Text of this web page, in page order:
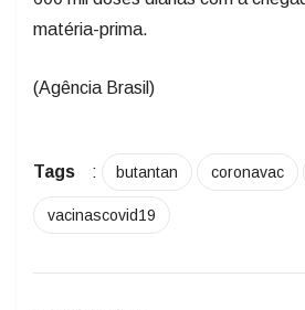
matéria-prima.
(Agência Brasil)
Tags : butantan coronavac
vacinascovid19